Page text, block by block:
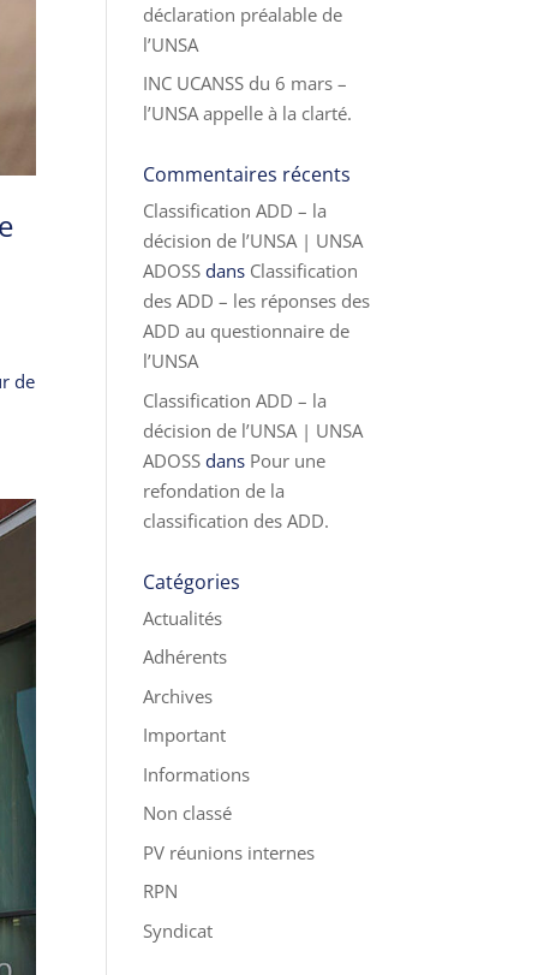
de
déclaration préalable de
l’UNSA
INC UCANSS du 6 mars –
l’UNSA appelle à la clarté.
Commentaires récents
Classification ADD – la
décision de l’UNSA | UNSA
ADOSS dans Classification
des ADD – les réponses des
ADD au questionnaire de
l’UNSA
Classification ADD – la
décision de l’UNSA | UNSA
ADOSS dans Pour une
refondation de la
classification des ADD.
Catégories
Actualités
Adhérents
Archives
Important
Informations
Non classé
PV réunions internes
RPN
Syndicat